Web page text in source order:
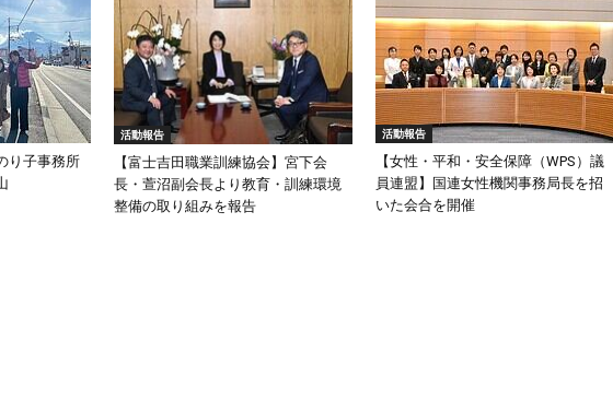
り子事務所
活動報告
【富士吉田職業訓練協会】宮下会
長・萱沼副会長より教育・訓練環境
整備の取り組みを報告
活動報告
【女性・平和・安全保障（WPS）議
員連盟】国連女性機関事務局長を招
いた会合を開催